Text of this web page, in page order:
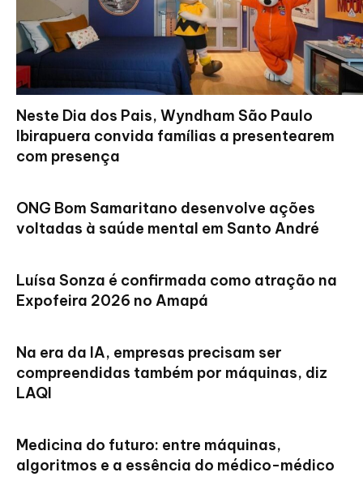
Neste Dia dos Pais, Wyndham São Paulo
Ibirapuera convida famílias a presentearem
com presença
ONG Bom Samaritano desenvolve ações
voltadas à saúde mental em Santo André
Luísa Sonza é confirmada como atração na
Expofeira 2026 no Amapá
Na era da IA, empresas precisam ser
compreendidas também por máquinas, diz
LAQI
Medicina do futuro: entre máquinas,
algoritmos e a essência do médico-médico